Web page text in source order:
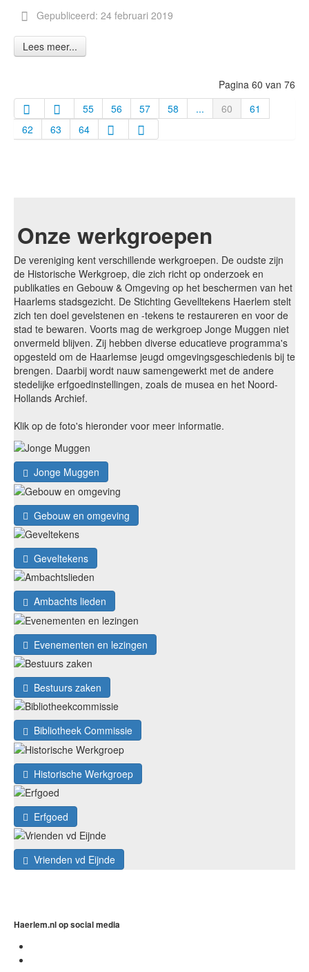
Gepubliceerd: 24 februari 2019
Lees meer...
Pagina 60 van 76
55
56 57 58 ... 60
61
62
63 64
Onze werkgroepen
De vereniging kent verschillende werkgroepen. De oudste zijn
de Historische Werkgroep, die zich richt op onderzoek en
publikaties en Gebouw & Omgeving op het beschermen van het
Haarlems stadsgezicht. De Stichting Gevelltekens Haerlem stelt
zich ten doel gevelstenen en -tekens te restaureren en voor de
stad te bewaren. Voorts mag de werkgroep Jonge Muggen niet
onvermeld blijven. Zij hebben diverse educatieve programma's
opgesteld om de Haarlemse jeugd omgevingsgeschiedenis bij te
brengen. Daarbij wordt nauw samengewerkt met de andere
stedelijke erfgoedinstellingen, zoals de musea en het Noord-
Hollands Archief.
Klik op de foto's hieronder voor meer informatie.
Jonge Muggen
Gebouw en omgeving
Geveltekens
Ambachts lieden
Evenementen en lezingen
Bestuurs zaken
Bibliotheek Commissie
Historische Werkgroep
Erfgoed
Vrienden vd Eijnde
Haerlem.nl op social media